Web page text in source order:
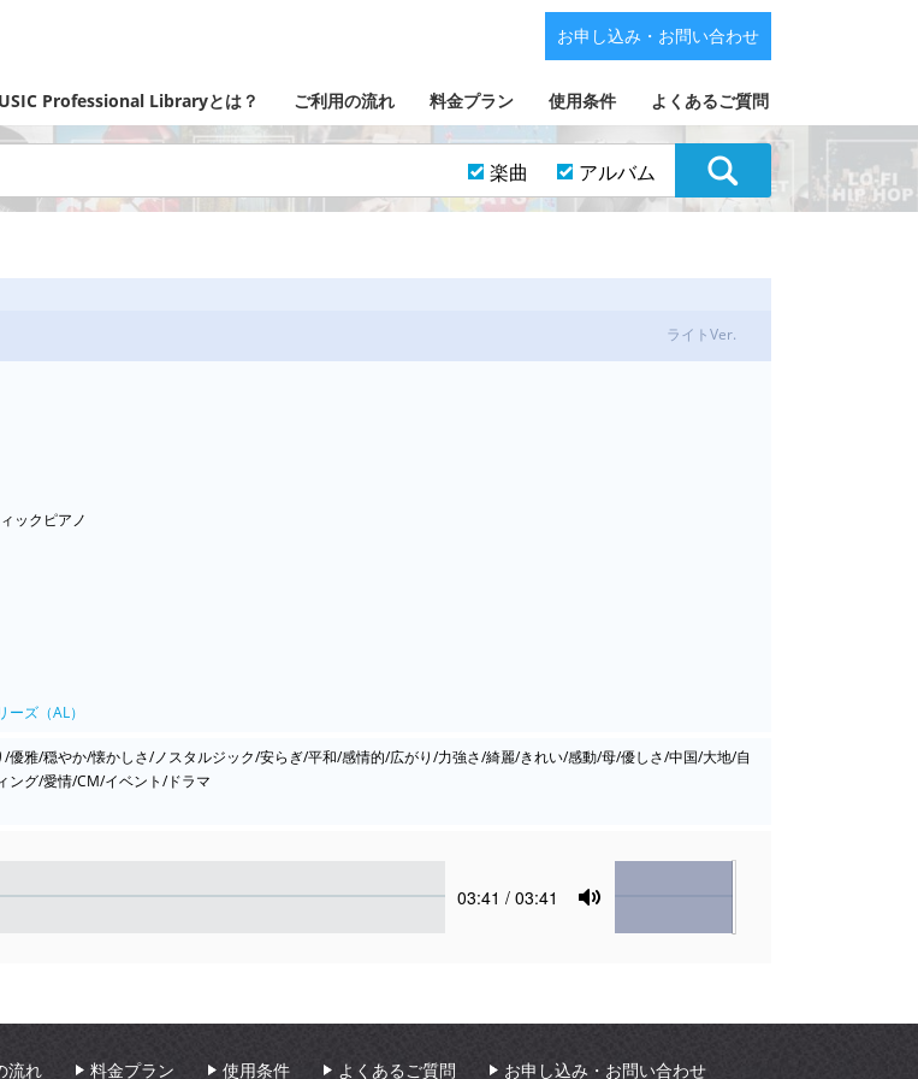
Professional Libraryとは？ ご利用の流れ 料金プラン 使用条件 よくあるご質問
お申し込み・お問い合わせ
楽曲 アルバム
ライトVer.
ックピアノ
ズ（AL）
優雅/穏やか/懐かしさ/ノスタルジック/安らぎ/平和/感情的/広がり/力強さ/綺麗/きれい/感動/母/優しさ/中国/大地/自
ング/愛情/CM/イベント/ドラマ
Current
03:41 / 03:41
Mute
Volume
流れ 料金プラン 使用条件 よくあるご質問 お申し込み・お問い合わせ